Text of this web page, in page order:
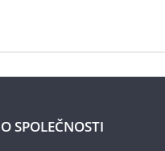
O SPOLEČNOSTI